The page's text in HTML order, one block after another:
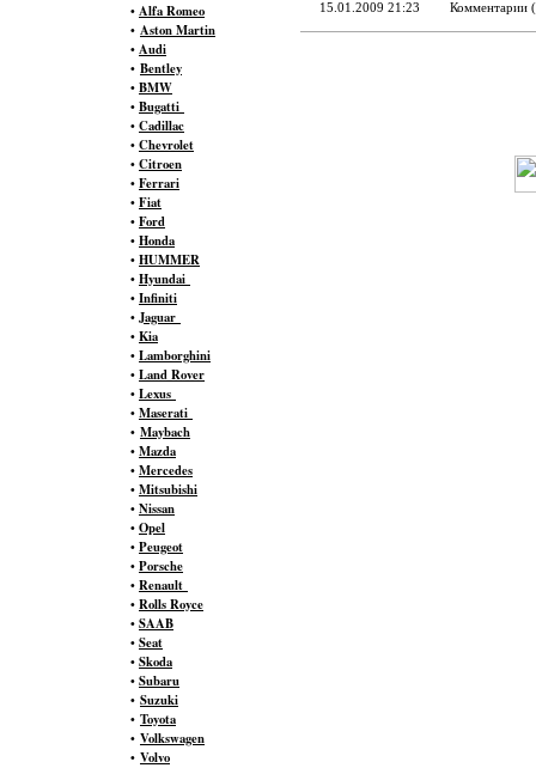
•Alfa Romeo
• Aston Martin
•Audi
• Bentley
•BMW
•Bugatti
•Cadillac
•Chevrolet
•Citroen
•Ferrari
•Fiat
•Ford
•Honda
•HUMMER
•Hyundai
•Infiniti
•Jaguar
•Kia
•Lamborghini
•Land Rover
•Lexus
•Maserati
• Maybach
•Mazda
•Mercedes
•Mitsubishi
•Nissan
•Opel
•Peugeot
•Porsche
•Renault
•Rolls Royce
•SAAB
•Seat
•Skoda
•Subaru
• Suzuki
• Toyota
• Volkswagen
• Volvo
15.01.2009 21:23 Комментарии